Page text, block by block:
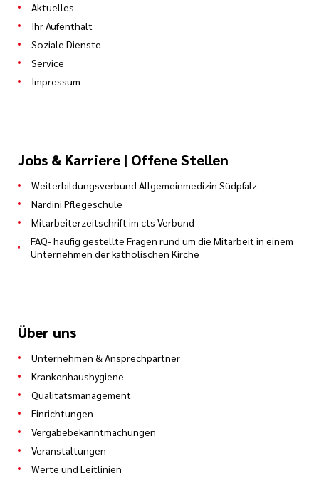
Aktuelles
Ihr Aufenthalt
Soziale Dienste
Service
Impressum
Jobs & Karriere | Offene Stellen
Weiterbildungsverbund Allgemeinmedizin Südpfalz
Nardini Pflegeschule
Mitarbeiterzeitschrift im cts Verbund
FAQ- häufig gestellte Fragen rund um die Mitarbeit in einem
Unternehmen der katholischen Kirche
Über uns
Unternehmen & Ansprechpartner
Krankenhaushygiene
Qualitätsmanagement
Einrichtungen
Vergabebekanntmachungen
Veranstaltungen
Werte und Leitlinien